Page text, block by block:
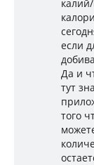
если
Да и
тут
того